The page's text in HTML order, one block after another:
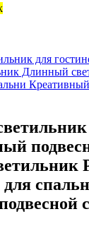
для